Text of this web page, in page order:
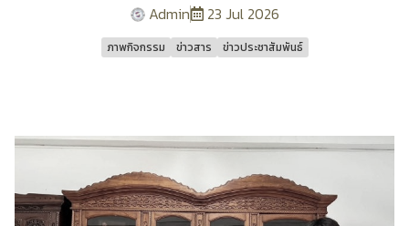
Admin
23 Jul 2026
ภาพกิจกรรม ข่าวสาร ข่าวประชาสัมพันธ์